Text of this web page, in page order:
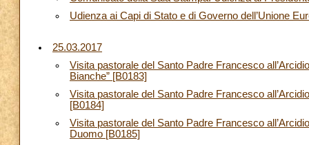
Udienza ai Capi di Stato e di Governo dell’Unione
25.03.2017
Visita pastorale del Santo Padre Francesco
Bianche” [B0183]
Visita pastorale del Santo Padre Francesco
[B0184]
Visita pastorale del Santo Padre Francesco
Duomo [B0185]